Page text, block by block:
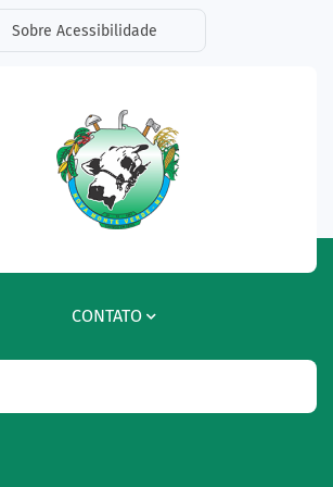
Sobre Acessibilidade
Facebook
Social Instagram
a Rede Social Radar
CONTATO